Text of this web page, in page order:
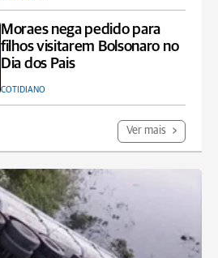
Moraes nega pedido para
filhos visitarem Bolsonaro no
Dia dos Pais
COTIDIANO
Ver mais